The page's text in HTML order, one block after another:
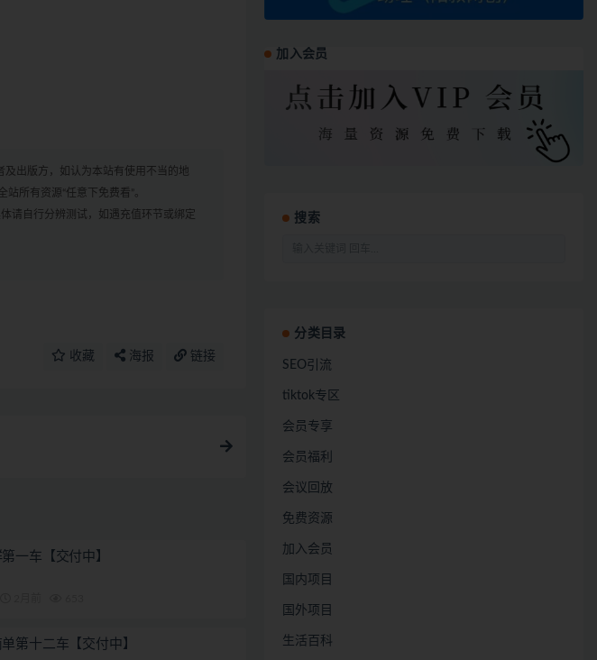
出版方，如认为本站有使用不当的地
所有资源“任意下免费看”。
请自行分辨测试，如遇充值环节或绑定
收藏 海报 链接
一车【交付中】
第十二车【交付中】
加入会员
搜索
分类目录
SEO引流
tiktok专区
会员专享
会员福利
会议回放
免费资源
加入会员
国内项目
国外项目
生活百科